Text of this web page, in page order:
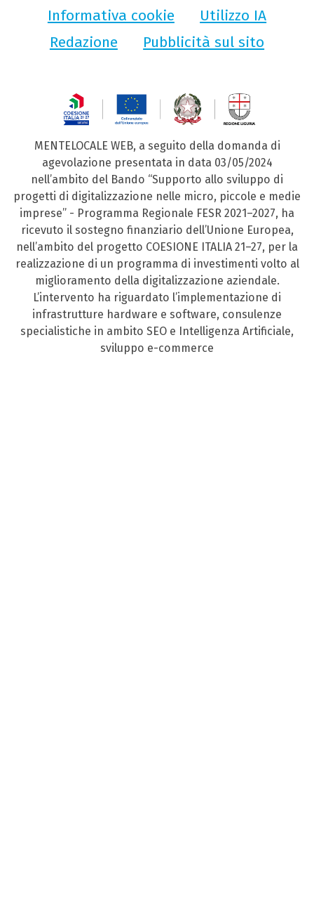
Informativa cookie
Utilizzo IA
Redazione
Pubblicità sul sito
MENTELOCALE WEB, a seguito della domanda di
agevolazione presentata in data 03/05/2024
nell’ambito del Bando “Supporto allo sviluppo di
progetti di digitalizzazione nelle micro, piccole e medie
imprese” - Programma Regionale FESR 2021–2027, ha
ricevuto il sostegno finanziario dell’Unione Europea,
nell’ambito del progetto COESIONE ITALIA 21–27, per la
realizzazione di un programma di investimenti volto al
miglioramento della digitalizzazione aziendale.
L’intervento ha riguardato l’implementazione di
infrastrutture hardware e software, consulenze
specialistiche in ambito SEO e Intelligenza Artificiale,
sviluppo e-commerce